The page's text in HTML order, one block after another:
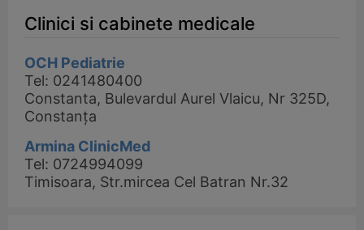
Clinici si cabinete medicale
OCH Pediatrie
Tel: 0241480400
Constanta, Bulevardul Aurel Vlaicu, Nr 325D,
Constanța
Armina ClinicMed
Tel: 0724994099
Timisoara, Str.mircea Cel Batran Nr.32